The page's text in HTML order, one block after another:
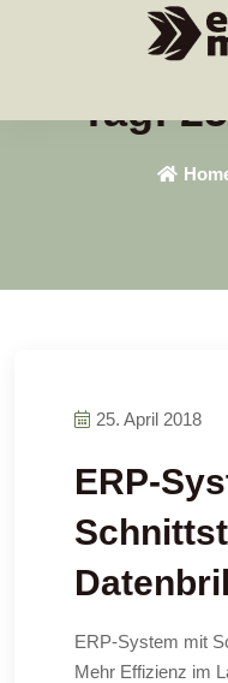
Tag:
25. April 2018
ERP-
ERP-System mit
Mehr Effizienz im